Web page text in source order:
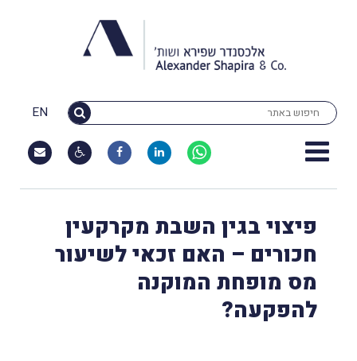
EN
פיצוי בגין השבת מקרקעין
חכורים – האם זכאי לשיעור
מס מופחת המוקנה
להפקעה?